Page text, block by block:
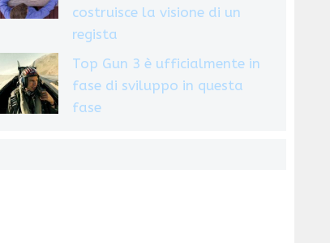
costruisce la visione di un
regista
Top Gun 3 è ufficialmente in
fase di sviluppo in questa
fase